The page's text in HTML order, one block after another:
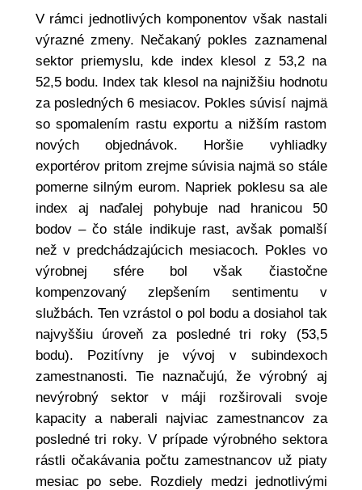
V rámci jednotlivých komponentov však nastali
výrazné zmeny. Nečakaný pokles zaznamenal
sektor priemyslu, kde index klesol z 53,2 na
52,5 bodu. Index tak klesol na najnižšiu hodnotu
za posledných 6 mesiacov. Pokles súvisí najmä
so spomalením rastu exportu a nižším rastom
nových objednávok. Horšie vyhliadky
exportérov pritom zrejme súvisia najmä so stále
pomerne silným eurom. Napriek poklesu sa ale
index aj naďalej pohybuje nad hranicou 50
bodov – čo stále indikuje rast, avšak pomalší
než v predchádzajúcich mesiacoch. Pokles vo
výrobnej sfére bol však čiastočne
kompenzovaný zlepšením sentimentu v
službách. Ten vzrástol o pol bodu a dosiahol tak
najvyššiu úroveň za posledné tri roky (53,5
bodu). Pozitívny je vývoj v subindexoch
zamestnanosti. Tie naznačujú, že výrobný aj
nevýrobný sektor v máji rozširovali svoje
kapacity a naberali najviac zamestnancov za
posledné tri roky. V prípade výrobného sektora
rástli očakávania počtu zamestnancov už piaty
mesiac po sebe. Rozdiely medzi jednotlivými